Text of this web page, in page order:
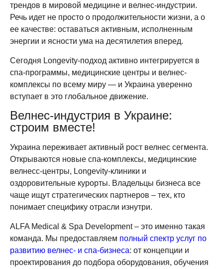
трендов в мировой медицине и велнес-индустрии.
Речь идет не просто о продолжительности жизни, а о
ее качестве: оставаться активным, исполненным
энергии и ясности ума на десятилетия вперед.
Сегодня Longevity-подход активно интегрируется в
спа-программы, медицинские центры и велнес-
комплексы по всему миру — и Украина уверенно
вступает в это глобальное движение.
Велнес-индустрия в Украине:
строим вместе!
Украина переживает активный рост велнес сегмента.
Открываются новые спа-комплексы, медицинские
велнесс-центры, Longevity-клиники и
оздоровительные курорты. Владельцы бизнеса все
чаще ищут стратегических партнеров – тех, кто
понимает специфику отрасли изнутри.
ALFA Medical & Spa Development – ​​это именно такая
команда. Мы предоставляем полный спектр услуг по
развитию велнес- и спа-бизнеса: от концепции и
проектирования до подбора оборудования, обучения